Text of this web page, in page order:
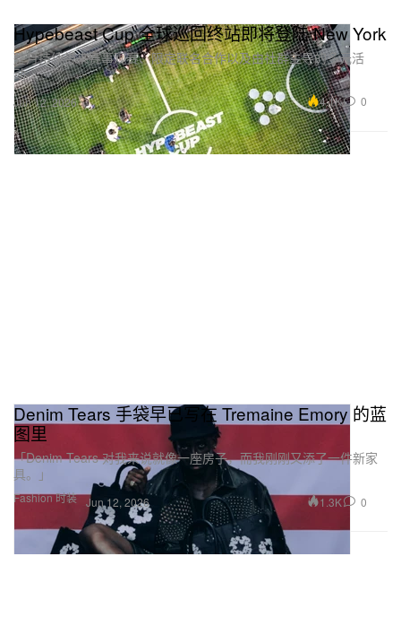
Hypebeast Cup 全球巡回终站即将登陆 New York
整月持续带来赛事观赛、限定联名合作以及由社群主导的多元活
动。
Jun 12, 2026 4.1K 0
Fashion 时装
Denim Tears 手袋早已写在 Tremaine Emory 的蓝
图里
「Denim Tears 对我来说就像一座房子，而我刚刚又添了一件新家
具。」
Jun 12, 2026 1.3K 0